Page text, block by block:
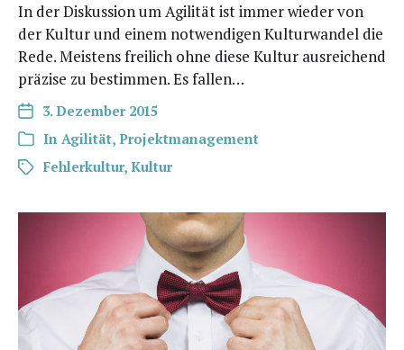
In der Dis­kus­si­on um Agi­li­tät ist immer wie­der von
der Kul­tur und einem not­wen­di­gen Kul­tur­wan­del die
Rede. Meis­tens frei­lich ohne die­se Kul­tur aus­rei­chend
prä­zi­se zu bestim­men. Es fallen…
3. Dezember 2015
In Agilität, Projektmanagement
Fehlerkultur, Kultur